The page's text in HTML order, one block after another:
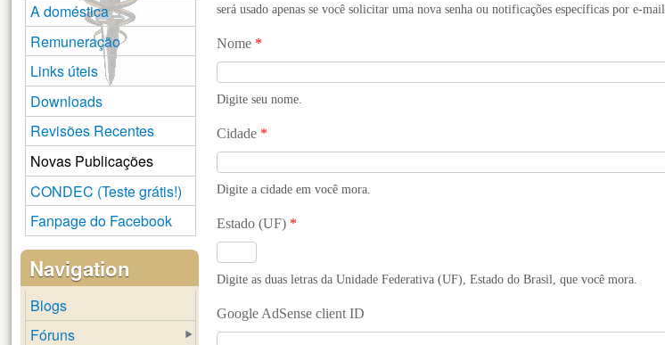
será usado apenas se você solicitar uma nova senha ou notificações específicas por e-mail.
Nome *
Digite seu nome.
Cidade *
Digite a cidade em você mora.
Estado (UF) *
Digite as duas letras da Unidade Federativa (UF), Estado do Brasil, que você mora.
Google AdSense client ID
A doméstica
Remuneração
Links úteis
Downloads
Revisões Recentes
Novas Publicações
CONDEC (Teste grátis!)
Fanpage do Facebook
Navigation
Blogs
Fóruns